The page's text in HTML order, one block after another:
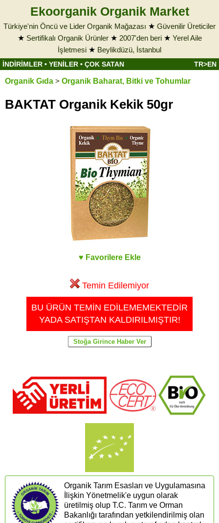
Ekoorganik Organik Market
Türkiye'nin Öncü ve Lider Organik Mağazası ★ Güvenilir Üreticiler
★ Sertifikalı Organik Ürünler★ 2007'den beri★ Yerel Aile
İşletmesi ★ Beylikdüzü, İstanbul
İNDİRİMLER • YENİLER • ÇOK SATAN TR>EN
Organik Gıda > Organik Baharat, Bitki ve Tohumlar
BAKTAT Organik Kekik 50gr
♥ Favorilere Ekle
Temin Edilemiyor
BU ÜRÜN TEMİN EDİLEMEMEKTEDİR
YADA SATIŞTAN KALDIRILMIŞTIR!
Organik Tarım Esasları ve Uygulamasına
İlişkin Yönetmelik'e uygun olarak
üretilmiş olup T.C. Tarım ve Orman
Bakanlığı tarafından yetkilendirilmiş olan